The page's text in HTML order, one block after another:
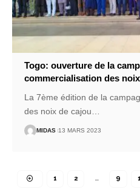
Togo: ouverture de la
commercialisation des
La 7ème édition de la
des noix de cajou
MIDAS 13 MARS 2023
1 2 … 9